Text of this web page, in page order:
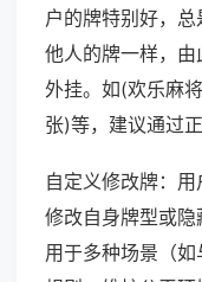
户的牌特别好，
他人的牌一样，
外挂。如(欢乐麻
张)等，建议通过
自定义修改牌：用
修改自身牌型或隐
用于多种场景（